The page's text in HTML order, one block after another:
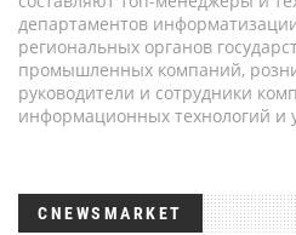
департаментов
региональных органов
промышленных компаний,
руководители и сотрудники
информационных технологий и
CNEWSMARKET